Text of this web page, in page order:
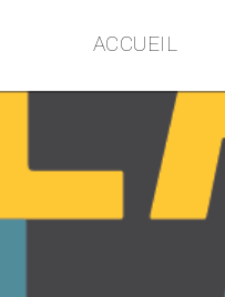
ACCUEIL